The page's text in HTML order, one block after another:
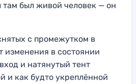
там был живой человек — он
с промежутком в
изменения в состоянии
и натянутый тент
и как будто укреплённой